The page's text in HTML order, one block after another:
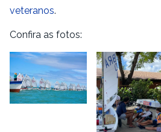
veteranos.
Confira as fotos: